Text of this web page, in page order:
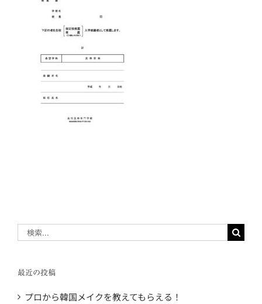
最近の投稿
プロから韓国メイクを教えてもらえる！